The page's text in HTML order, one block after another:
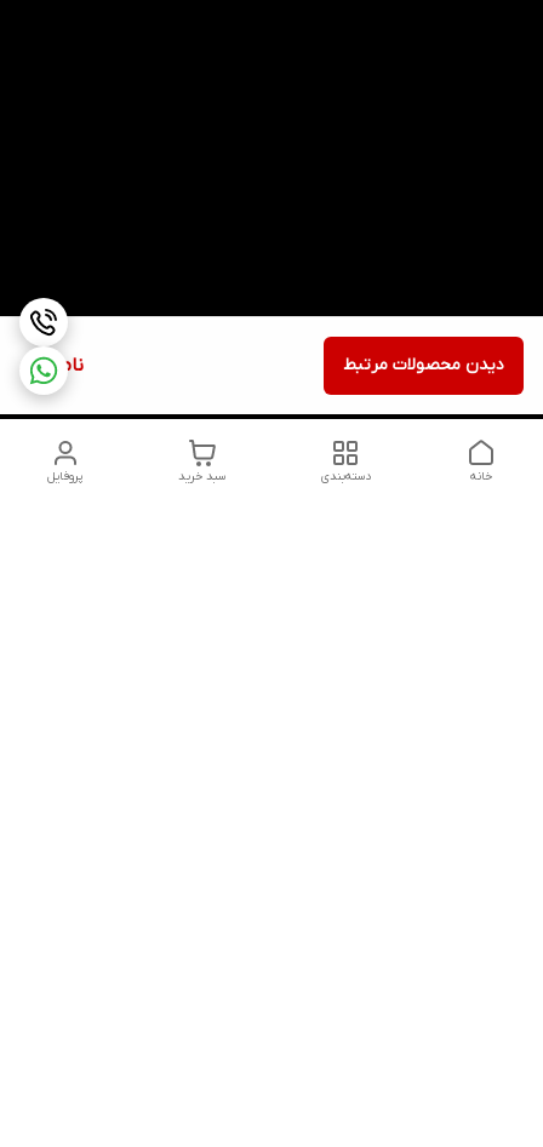
ناموجود دیدن محصولات مرتبط
پروفایل سبد خرید دسته‌بندی خانه